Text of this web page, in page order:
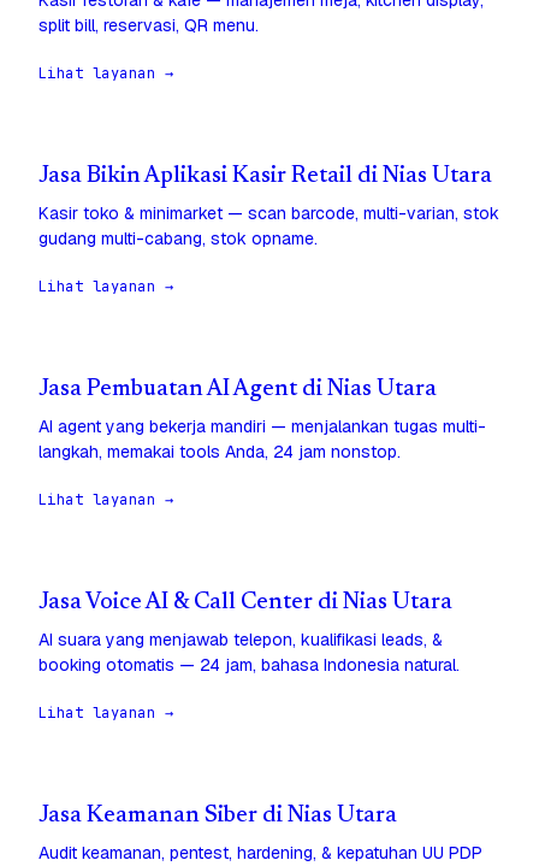
split bill, reservasi, QR menu.
Lihat layanan →
Jasa Bikin Aplikasi Kasir Retail di Nias Utara
Kasir toko & minimarket — scan barcode, multi-varian, stok
gudang multi-cabang, stok opname.
Lihat layanan →
Jasa Pembuatan AI Agent di Nias Utara
AI agent yang bekerja mandiri — menjalankan tugas multi-
langkah, memakai tools Anda, 24 jam nonstop.
Lihat layanan →
Jasa Voice AI & Call Center di Nias Utara
AI suara yang menjawab telepon, kualifikasi leads, &
booking otomatis — 24 jam, bahasa Indonesia natural.
Lihat layanan →
Jasa Keamanan Siber di Nias Utara
Audit keamanan, pentest, hardening, & kepatuhan UU PDP